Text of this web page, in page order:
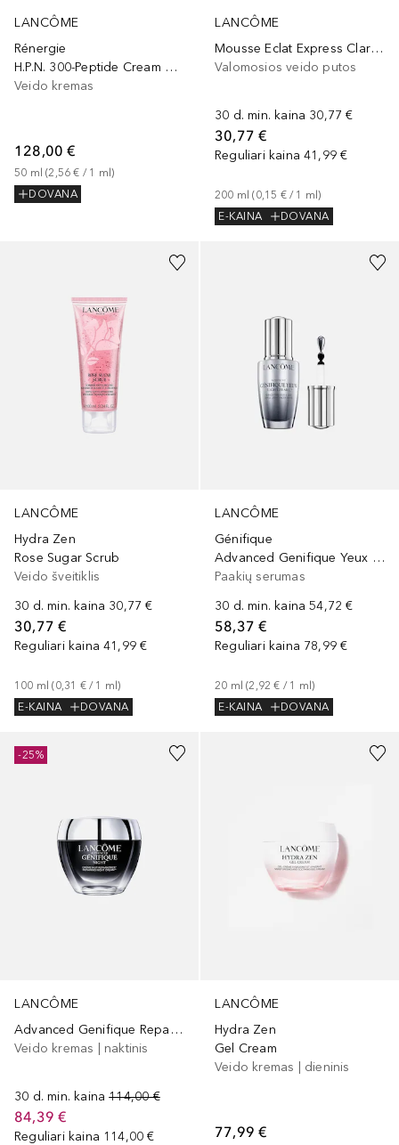
LANCÔME
Rénergie
H.P.N. 300-Peptide Cream Rich
Veido kremas
128,00 €
50 ml (2,56 € / 1 ml)
DOVANA
LANCÔME
Mousse Eclat Express Clarifying Self-Foaming Cleanser
Valomosios veido putos
30 d. min. kaina 30,77 €
30,77 €
Reguliari kaina 41,99 €
200 ml (0,15 € / 1 ml)
E-KAINA
DOVANA
LANCÔME
Hydra Zen
Rose Sugar Scrub
Veido šveitiklis
30 d. min. kaina 30,77 €
30,77 €
Reguliari kaina 41,99 €
100 ml (0,31 € / 1 ml)
E-KAINA
DOVANA
LANCÔME
Génifique
Advanced Genifique Yeux Light-Pearl
Paakių serumas
30 d. min. kaina 54,72 €
58,37 €
Reguliari kaina 78,99 €
20 ml (2,92 € / 1 ml)
E-KAINA
DOVANA
LANCÔME
Advanced Genifique Repairing Night Cream
Veido kremas | naktinis
30 d. min. kaina 114,00 €
84,39 €
Reguliari kaina 114,00 €
-25%
LANCÔME
Hydra Zen
Gel Cream
Veido kremas | dieninis
77,99 €